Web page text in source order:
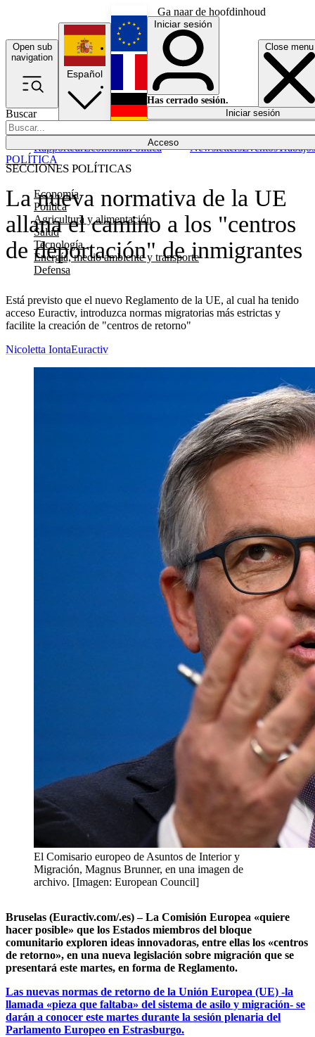
Ga naar de hoofdinhoud
Open sub
navigation
Close menu
Buscar
Acceso
SECCIONES POLÍTICAS
Economía
Política
Agricultura y alimentación
Salud
Tecnología
Energía, medio ambiente y transporte
Defensa
RapporteurEconomíaPolítica NewslettersEventosTrabajos
Español
English
Français
Iniciar sesión
Has cerrado sesión.
Iniciar sesión
La nueva normativa de la UE
allana el camino a los "centros
de deportación" de inmigrantes
Está previsto que el nuevo Reglamento de la UE, al cual ha tenido
acceso Euractiv, introduzca normas migratorias más estrictas y
facilite la creación de "centros de retorno"
POLÍTICA
Nicoletta IontaEuractiv
El Comisario europeo de Asuntos de Interior y
Migración, Magnus Brunner, en una imagen de
archivo. [Imagen: European Council]
Bruselas (Euractiv.com/.es) – La Comisión Europea «quiere
hacer posible» que los Estados miembros del bloque
comunitario exploren ideas innovadoras, entre ellas los «centros
de retorno», en una nueva legislación sobre migración que se
presentará este martes, en forma de Reglamento.
Las nuevas normas de retorno de la Unión Europea (UE) -la
llamada «pieza que faltaba» del sistema de asilo y migración- se
darán a conocer este martes durante la sesión plenaria del
Parlamento Europeo en Estrasburgo.